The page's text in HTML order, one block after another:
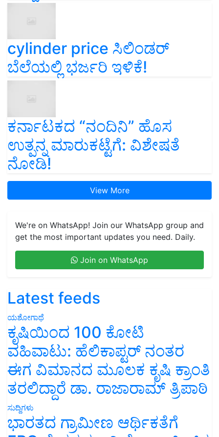
cylinder price ಸಿಲಿಂಡರ್‌
ಬೆಲೆಯಲ್ಲಿ ಭರ್ಜರಿ ಇಳಿಕೆ!
ಕರ್ನಾಟಕದ “ನಂದಿನಿ” ಹೊಸ
ಉತ್ಪನ್ನ ಮಾರುಕಟ್ಟೆಗೆ: ವಿಶೇಷತೆ
ನೋಡಿ!
View More
We're on WhatsApp! Join our WhatsApp group and
get the most important updates you need. Daily.
Join on WhatsApp
Latest feeds
ಯಶೋಗಾಥೆ
ಕೃಷಿಯಿಂದ 100 ಕೋಟಿ
ವಹಿವಾಟು: ಹೆಲಿಕಾಪ್ಟರ್ ನಂತರ
ಈಗ ವಿಮಾನದ ಮೂಲಕ ಕೃಷಿ ಕ್ರಾಂತಿ
ತರಲಿದ್ದಾರೆ ಡಾ. ರಾಜಾರಾಮ್ ತ್ರಿಪಾಠಿ
ಸುದ್ದಿಗಳು
ಭಾರತದ ಗ್ರಾಮೀಣ ಆರ್ಥಿಕತೆಗೆ